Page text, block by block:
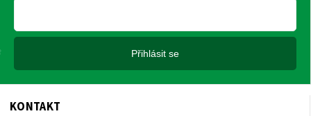
KONTAKT
Přihlásit se